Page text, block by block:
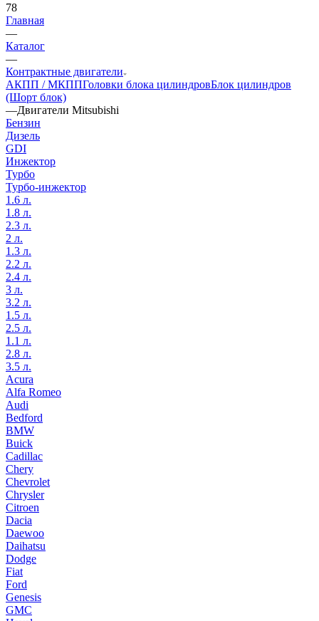
78
Главная
—
Каталог
—
Контрактные двигатели
АКПП / МКППГоловки блока цилиндровБлок цилиндров
(Шорт блок)
—Двигатели Mitsubishi
Бензин
Дизель
GDI
Инжектор
Турбо
Турбо-инжектор
1.6 л.
1.8 л.
2.3 л.
2 л.
1.3 л.
2.2 л.
2.4 л.
3 л.
3.2 л.
1.5 л.
2.5 л.
1.1 л.
2.8 л.
3.5 л.
Acura
Alfa Romeo
Audi
Bedford
BMW
Buick
Cadillac
Chery
Chevrolet
Chrysler
Citroen
Dacia
Daewoo
Daihatsu
Dodge
Fiat
Ford
Genesis
GMC